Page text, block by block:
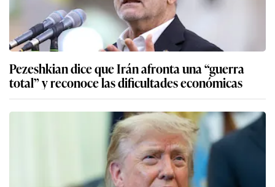
Pezeshkian dice que Irán afronta una “guerra
total” y reconoce las dificultades económicas